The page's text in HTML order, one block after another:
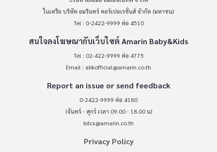
ในเครือ บริษัท อมรินทร์ คอร์เปอเรชั่นส์ จำกัด (มหาชน)
Tel : 0-2422-9999 ต่อ 4510
สนใจลงโฆษณากับเว็บไซต์ Amarin Baby&Kids
Tel : 02-422-9999 ต่อ 4775
Email : abkofficial@amarin.co.th
Report an issue or send feedback
0-2422-9999 ต่อ 4180
(จันทร์ - ศุกร์ เวลา 09.00 - 18.00 น)
bdcx@amarin.co.th
Privacy Policy